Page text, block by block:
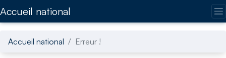
Accueil national
Accueil national Erreur !